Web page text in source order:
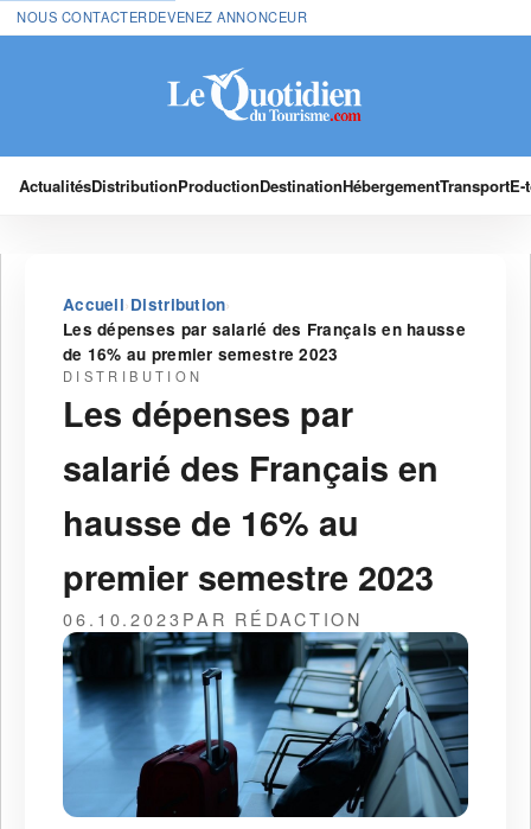
NOUS CONTACTERDEVENEZ ANNONCEUR
ActualitésDistributionProductionDestinationHébergementTransport
Accueil›Distribution›
Les dépenses par salarié des Français en hausse
de 16% au premier semestre 2023
DISTRIBUTION
Les dépenses par
salarié des Français en
hausse de 16% au
premier semestre 2023
06.10.2023PAR RÉDACTION